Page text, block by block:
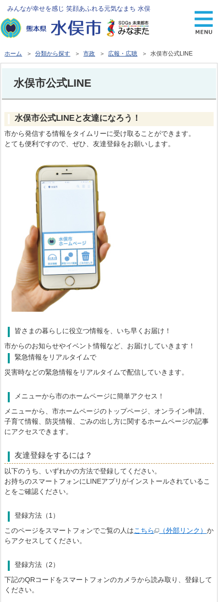
みんなが幸せを感じ 笑顔あふれる元気なまち 水俣
ホーム ＞分類から探す ＞市政 ＞ 広報・広聴 ＞ 水俣市公式LINE
水俣市公式LINE
水俣市公式LINEと友達になろう！
市から発信する情報をタイムリーに受け取ることができます。
とても便利ですので、ぜひ、友達登録をお願いします。
皆さまの暮らしに役立つ情報を、いち早くお届け！
市からのお知らせやイベント情報など、お届けしていきます！
緊急情報をリアルタイムで
災害時などの緊急情報をリアルタイムで配信していきます。
メニューから市のホームページに簡単アクセス！
メニューから、市ホームページのトップページ、オンライン申請、
子育て情報、防災情報、ごみの出し方に関するホームページの記事
にアクセスできます。
友達登録をするには？
以下のうち、いずれかの方法で登録してください。
お持ちのスマートフォンにLINEアプリがインストールされているこ
とをご確認ください。
登録方法（1）
このページをスマートフォンでご覧の人はこちら （外部リンク） か
らアクセスしてください。
登録方法（2）
下記のQRコードをスマートフォンのカメラから読み取り、登録して
ください。